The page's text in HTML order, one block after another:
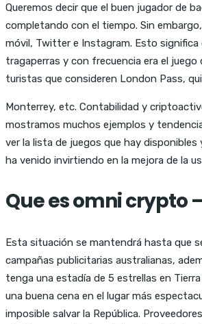
Queremos decir que el buen jugador de
completando con el tiempo. Sin
móvil, Twitter e Instagram. Esto
tragaperras y con frecuencia era el
turistas que consideren London Pass,
Monterrey, etc. Contabilidad y
mostramos muchos ejemplos y
ver la lista de juegos que hay
ha venido invirtiendo en la mejora de la
Que es omni crypto
Esta situación se mantendrá hasta que
campañas publicitarias australianas,
tenga una estadía de 5 estrellas en
una buena cena en el lugar más
imposible salvar la República.